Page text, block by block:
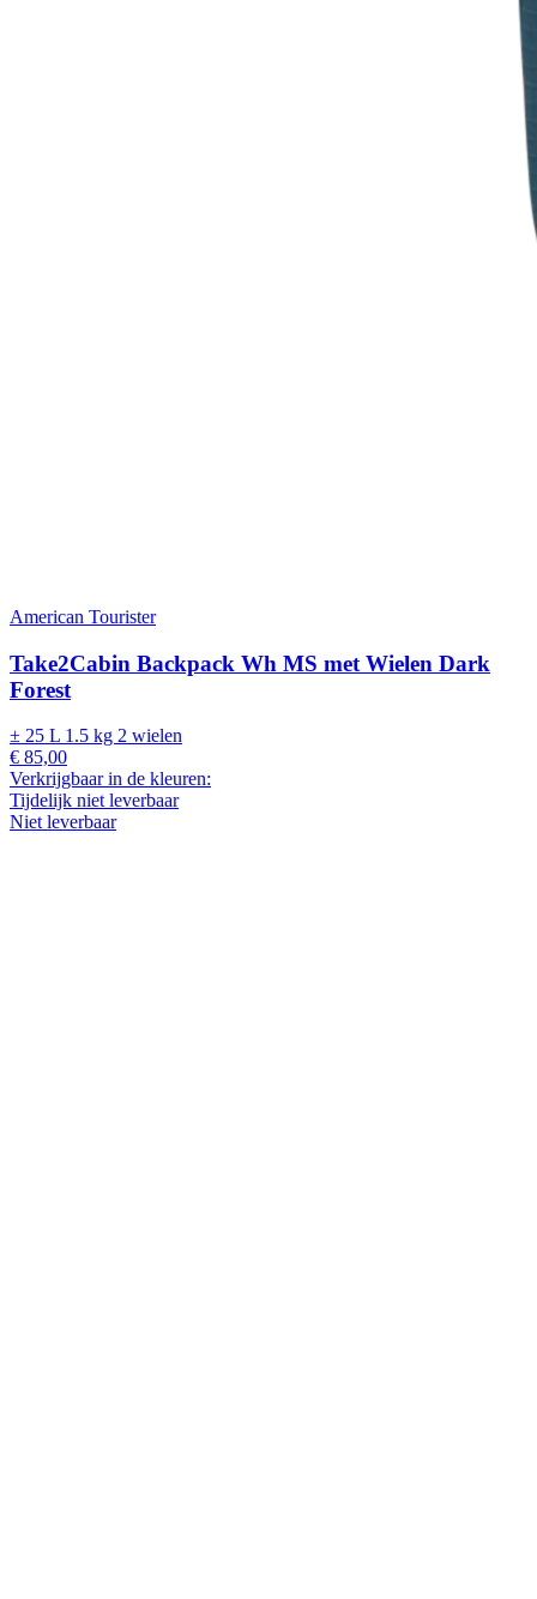
American Tourister
Take2Cabin Backpack Wh MS met Wielen Dark
Forest
± 25 L 1.5 kg 2 wielen
€ 85,00
Verkrijgbaar in de kleuren:
Tijdelijk niet leverbaar
Niet leverbaar